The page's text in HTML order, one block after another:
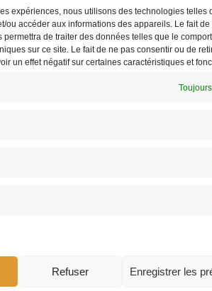
expériences, nous utilisons des technologies telles
ou accéder aux informations des appareils. Le fait
permettra de traiter des données telles que le
sur ce site. Le fait de ne pas consentir ou de
un effet négatif sur certaines caractéristiques et
Refuser Enregistrer les
nature,
sur évènements